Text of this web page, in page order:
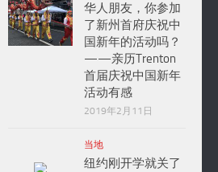
华人朋友，你参加
了新州首府庆祝中
国新年的活动吗？
——亲历Trenton
首届庆祝中国新年
活动有感
2019年2月11日
当地
纽约刚开学就关了